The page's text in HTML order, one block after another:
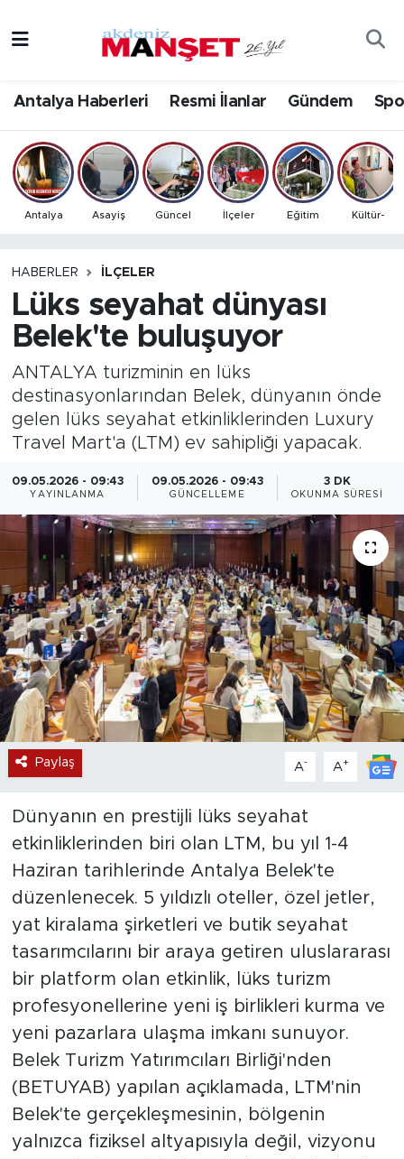
Antalya Haberleri Resmi İlanlar Gündem
Antalya Asayiş Güncel İlçeler Eğitim Kültür-
HABERLER İLÇELER
Lüks seyahat dünyası
Belek'te buluşuyor
ANTALYA turizminin en lüks
destinasyonlarından Belek, dünyanın önde
gelen lüks seyahat etkinliklerinden Luxury
Travel Mart'a (LTM) ev sahipliği yapacak.
09.05.2026 - 09:43
YAYINLANMA
09.05.2026 - 09:43
GÜNCELLEME
3 DK
OKUNMA SÜRESI
Paylaş A- A+
Dünyanın en prestijli lüks seyahat
etkinliklerinden biri olan LTM, bu yıl 1-4
Haziran tarihlerinde Antalya Belek'te
düzenlenecek. 5 yıldızlı oteller, özel jetler,
yat kiralama şirketleri ve butik seyahat
tasarımcılarını bir araya getiren uluslararası
bir platform olan etkinlik, lüks turizm
profesyonellerine yeni iş birlikleri kurma ve
yeni pazarlara ulaşma imkanı sunuyor.
Belek Turizm Yatırımcıları Birliği'nden
(BETUYAB) yapılan açıklamada, LTM'nin
Belek'te gerçekleşmesinin, bölgenin
yalnızca fiziksel altyapısıyla değil, vizyonu
Bilim & Teknoloji
Eğitim
Ekonomi
Gündem
İlçeler
Kültür- Sanat
Magazin
Özel Haber
Politika
Resmi İlanlar
Sağlık
Spor
Turizm
Antalya Hava Durumu
Antalya Namaz Vakitleri
Antalya Trafik Yoğunluk Haritası
Tüm Manşetler
Son Dakika Haberleri
Haber Arşivi